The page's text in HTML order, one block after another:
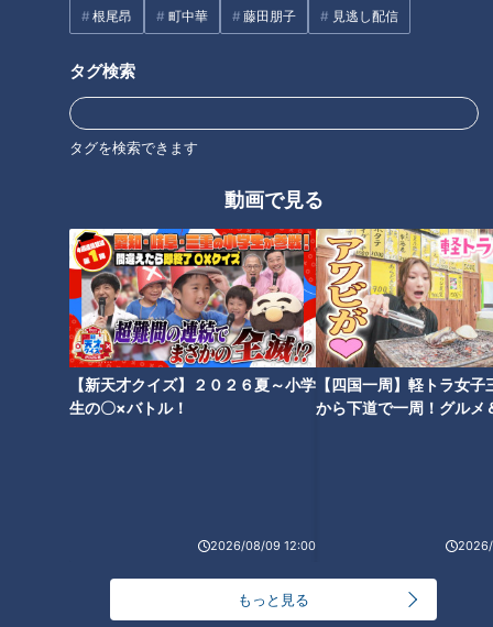
根尾昂 町中華 藤田朋子 見逃し配信
タグ検索
タグを検索できます
動画で見る
【新天才クイズ】２０２６夏～小学
生の〇×バトル！
2026/08/09 12:00
【四国一周】軽トラ女子
から下道で一周！グルメ
もっと見る
オススメ関連コンテンツ
青木功・石川遼らが語るジャン
ボ尾崎の素顔
石川遼を救ったジャンボ尾崎か
らの「もっと悩め」苦しい時期
を打破させた答えのない愛の指
導
山英樹、石川遼、小西たかの
り…中日クラウンズを震わせた